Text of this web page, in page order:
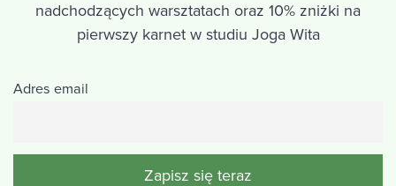
nadchodzących warsztatach oraz 10% zniżki na
pierwszy karnet w studiu Joga Wita
Adres email